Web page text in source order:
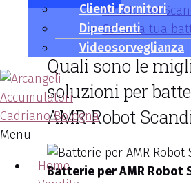
Clienti Fornitori
Dipendenti
Videosorveglianza
Menu
Home
AMR Robot
Cerca la tua
Quali sono le
soluzioni per
AMR Robot
Batterie per AMR Robot